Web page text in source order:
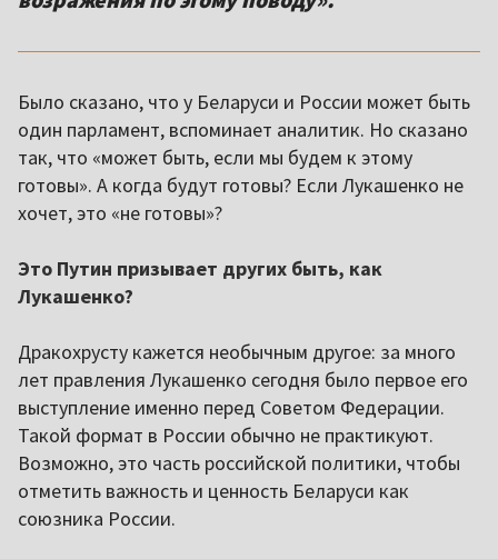
Было сказано, что у Беларуси и России может быть
один парламент, вспоминает аналитик. Но сказано
так, что «может быть, если мы будем к этому
готовы». А когда будут готовы? Если Лукашенко не
хочет, это «не готовы»?
Это Путин призывает других быть, как
Лукашенко?
Дракохрусту кажется необычным другое: за много
лет правления Лукашенко сегодня было первое его
выступление именно перед Советом Федерации.
Такой формат в России обычно не практикуют.
Возможно, это часть российской политики, чтобы
отметить важность и ценность Беларуси как
союзника России.